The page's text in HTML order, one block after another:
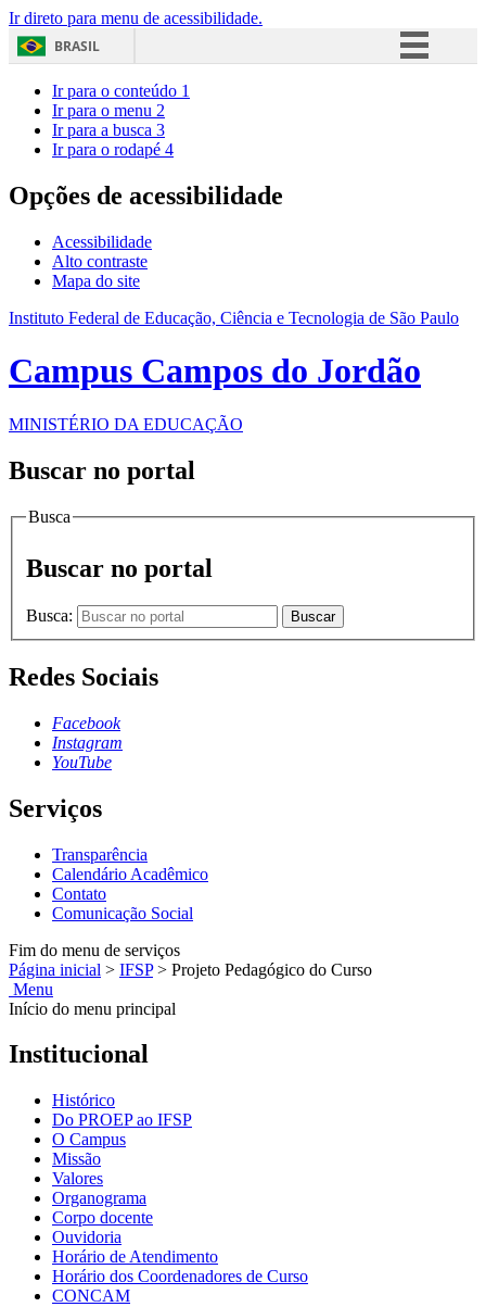
Ir direto para menu de acessibilidade.
BRASIL
Acesso à informação
Ir para o conteúdo 1
Ir para o menu 2
Ir para a busca 3
Ir para o rodapé 4
Opções de acessibilidade
Acessibilidade
Alto contraste
Mapa do site
Instituto Federal de Educação, Ciência e Tecnologia de São Paulo
Campus Campos do Jordão
MINISTÉRIO DA EDUCAÇÃO
Buscar no portal
Busca
Buscar no portal
Busca: Buscar
Redes Sociais
Facebook
Instagram
YouTube
Serviços
Transparência
Calendário Acadêmico
Contato
Comunicação Social
Fim do menu de serviços
Página inicial > IFSP > Projeto Pedagógico do Curso
Menu
Início do menu principal
Institucional
Histórico
Do PROEP ao IFSP
O Campus
Missão
Valores
Organograma
Corpo docente
Ouvidoria
Horário de Atendimento
Horário dos Coordenadores de Curso
CONCAM